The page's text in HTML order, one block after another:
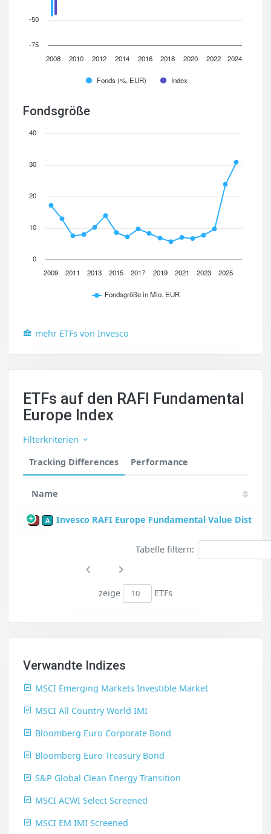
Fonds (%, EUR) Index
2008 2010 2012 2014 2016 2018 2020 2022 2024
-75
-50
Fondsgröße
Fondsgröße in Mio. EUR
2009 2011 2013 2015 2017 2019 2021 2023 2025
0
10
20
30
40
mehr ETFs von Invesco
ETFs auf den RAFI Fundamental
Europe Index
Filterkriterien
Tracking Differences
Performance
Name
P A Invesco RAFI Europe Fundamental Value Dist
Tabelle filtern:
zeige ETFs
Verwandte Indizes
MSCI Emerging Markets Investible Market
MSCI All Country World IMI
Bloomberg Euro Corporate Bond
Bloomberg Euro Treasury Bond
S&P Global Clean Energy Transition
MSCI ACWI Select Screened
MSCI EM IMI Screened